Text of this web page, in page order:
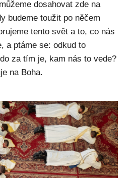
dosahovat zde na
budeme toužit po něčem
tento svět a to, co nás
a ptáme se: odkud to
za tím je, kam nás to vede?
na Boha.